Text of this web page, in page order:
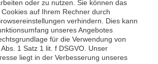
oder zu nutzen. Sie können das
auf Ihrem Rechner durch
verhindern. Dies kann
unseres Angebotes
für die Verwendung von
1 Satz 1 lit. f DSGVO. Unser
liegt in der Verbesserung unseres